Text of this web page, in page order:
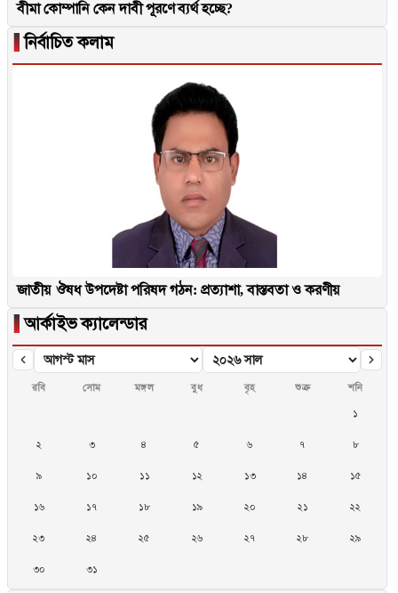
বীমা কোম্পানি কেন দাবী পূরণে ব্যর্থ হচ্ছে?
▐নির্বাচিত কলাম
জাতীয় ঔষধ উপদেষ্টা পরিষদ গঠন: প্রত্যাশা, বাস্তবতা ও করণীয়
▐আর্কাইভ ক্যালেন্ডার
রবি সোম মঙ্গল বুধ বৃহ শুক্র
শনি
১
২ ৩ ৪ ৫ ৬ ৭ ৮
৯ ১০ ১১ ১২ ১৩ ১৪ ১৫
১৬ ১৭ ১৮ ১৯ ২০ ২১ ২২
২৩ ২৪ ২৫ ২৬ ২৭ ২৮ ২৯
৩০ ৩১